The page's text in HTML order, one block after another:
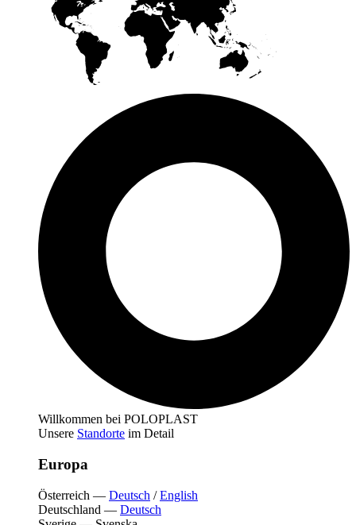
Willkommen bei POLOPLAST
Unsere Standorte im Detail
Europa
Österreich — Deutsch /English
Deutschland — Deutsch